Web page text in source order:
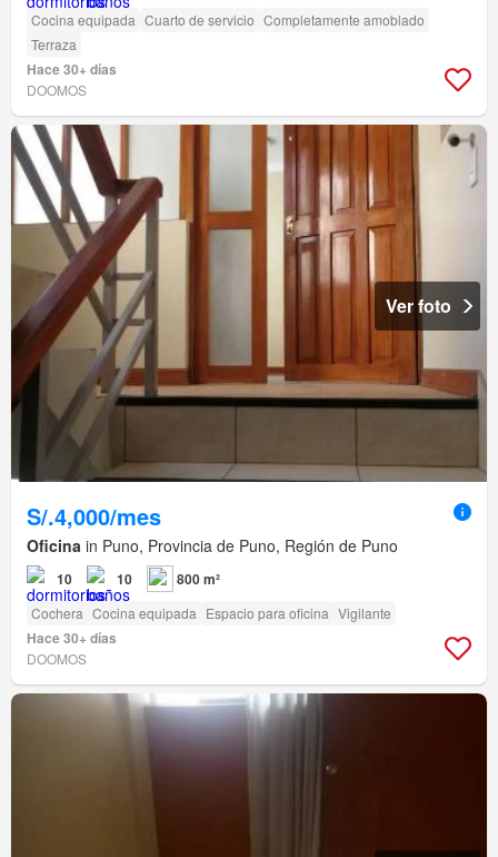
Cocina equipada Cuarto de servicio Completamente amoblado
Terraza
Hace 30+ días
DOOMOS
Ver foto
S/.4,000/mes
Oficina in Puno, Provincia de Puno, Región de Puno
10 10 800 m²
Cochera Cocina equipada Espacio para oficina Vigilante
Hace 30+ días
DOOMOS